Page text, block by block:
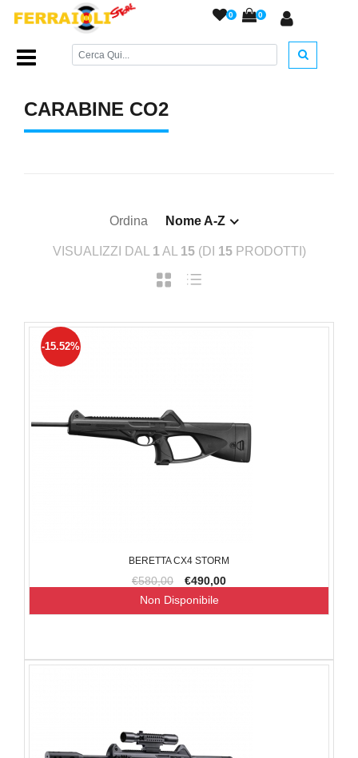
0 0
Home Page/ARMI AD ARIA COMPRESSA/Carabine Co2
CARABINE CO2
Ordina Nome A-Z
VISUALIZZI DAL 1 AL 15(DI 15PRODOTTI)
BERETTA CX4 STORM
€580,00 €490,00
-15.52%
Non Disponibile